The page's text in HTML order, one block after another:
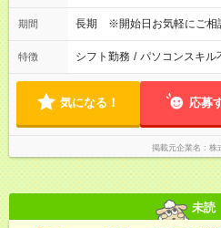
期間 長期 ※開始日お気軽にご相
特徴 シフト勤務 / パソコンスキル
気になる！ 応募
掲載元企業名 株
未読